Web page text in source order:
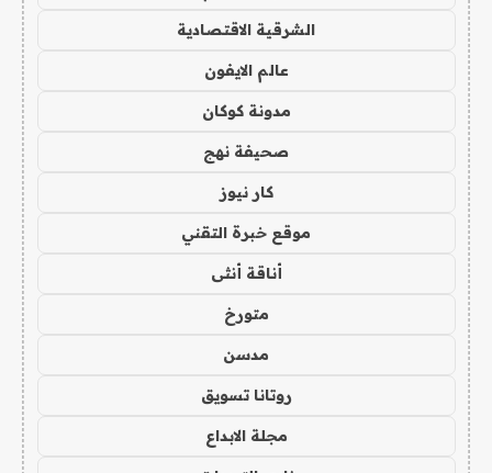
الشرقية الاقتصادية
عالم الايفون
مدونة كوكان
صحيفة نهج
كار نيوز
موقع خبرة التقني
أناقة أنثى
متورخ
مدسن
روتانا تسويق
مجلة الابداع